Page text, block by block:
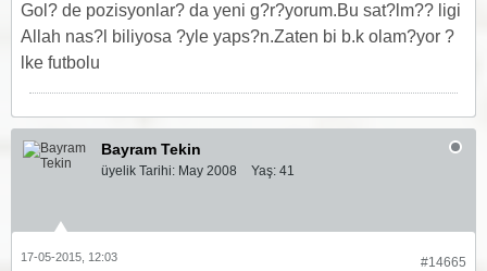
Gol? de pozisyonlar? da yeni g?r?yorum.Bu sat?lm?? ligi
Allah nas?l biliyosa ?yle yaps?n.Zaten bi b.k olam?yor ?
lke futbolu
Bayram Tekin
üyelik Tarihi: May 2008 Yaş: 41
#14665
17-05-2015, 12:03